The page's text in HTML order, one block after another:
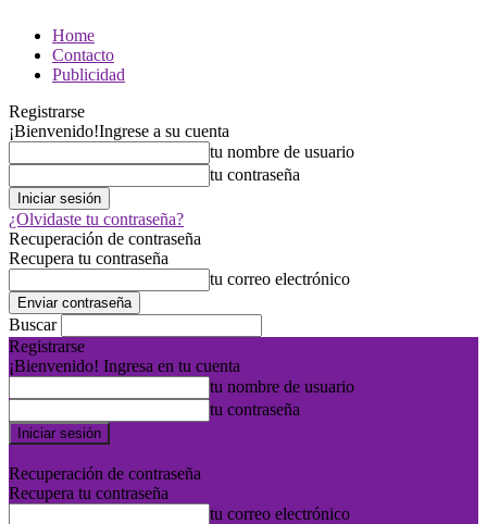
Home
Contacto
Publicidad
Registrarse
¡Bienvenido!Ingrese a su cuenta
tu nombre de usuario
tu contraseña
¿Olvidaste tu contraseña?
Recuperación de contraseña
Recupera tu contraseña
tu correo electrónico
Buscar
Registrarse
¡Bienvenido! Ingresa en tu cuenta
tu nombre de usuario
tu contraseña
Recuperación de contraseña
Recupera tu contraseña
tu correo electrónico